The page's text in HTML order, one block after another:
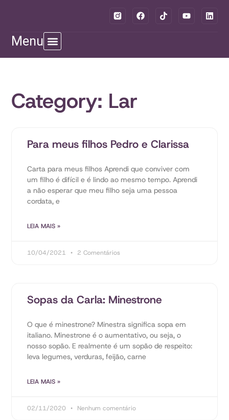
Menu
Category: Lar
Para meus filhos Pedro e Clarissa
Carta para meus filhos Aprendi que conviver com
um filho é difícil e é lindo ao mesmo tempo. Aprendi
a não esperar que meu filho seja uma pessoa
cordata, e
LEIA MAIS »
10/04/2021 2 Comentários
Sopas da Carla: Minestrone
O que é minestrone? Minestra significa sopa em
italiano. Minestrone é o aumentativo, ou seja, o
nosso sopão. E realmente é um sopão de respeito:
leva legumes, verduras, feijão, carne
LEIA MAIS »
02/11/2020 Nenhum comentário